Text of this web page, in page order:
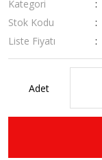
Kategori
Stok Kodu
Liste Fiyatı
Adet